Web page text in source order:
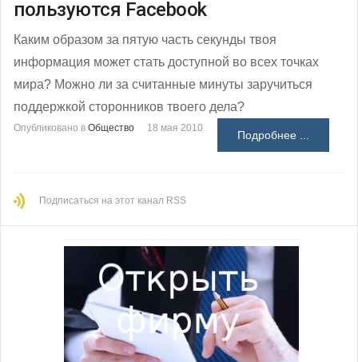
пользуются Facebook
Каким образом за пятую часть секунды твоя
информация может стать доступной во всех точках
мира? Можно ли за считанные минуты заручиться
поддержкой сторонников твоего дела?
Опубликовано в Общество 18 мая 2010
Подробнее ...
Подписаться на этот канал RSS